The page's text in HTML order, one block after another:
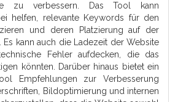
zu verbessern. Das Tool kann
helfen, relevante Keywords für den
und deren Platzierung auf der
Es kann auch die Ladezeit der Website
Fehler aufdecken, die das
könnten. Darüber hinaus bietet ein
Empfehlungen zur Verbesserung
Bildoptimierung und internen